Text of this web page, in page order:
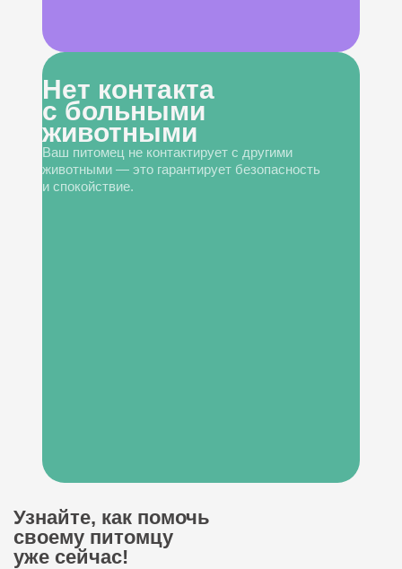
Нет контакта
с больными
животными
Ваш питомец не контактирует с другими
животными — это гарантирует безопасность
и спокойствие.
Узнайте, как помочь
своему питомцу
уже сейчас!